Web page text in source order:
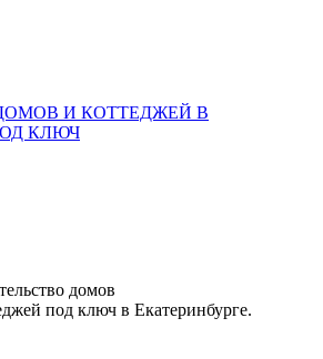
И КОТТЕДЖЕЙ В
КЛЮЧ
домов
под ключ в Екатеринбурге.